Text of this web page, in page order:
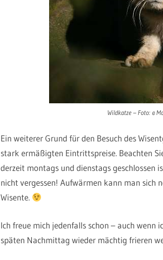
Wildkatze – Foto: ©
Ein weiterer Grund für den Besuch des
stark ermäßigten Eintrittspreise. Beachten
derzeit montags und dienstags geschlossen
nicht vergessen! Aufwärmen kann man sich
Wisente.
Ich freue mich jedenfalls schon – auch wenn
späten Nachmittag wieder mächtig frieren